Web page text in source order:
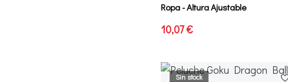
Ropa - Altura Ajustable
10,07 €
Sin stock